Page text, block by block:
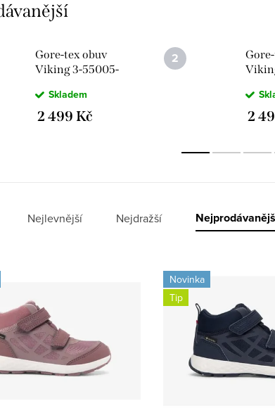
Gore-tex obuv
Viking 3-55005-
Mid GTX 2V
Antiquerose
Skladem
2 499 Kč
GTX
2
Nejlevnější Nejdražší
Novinka
Tip